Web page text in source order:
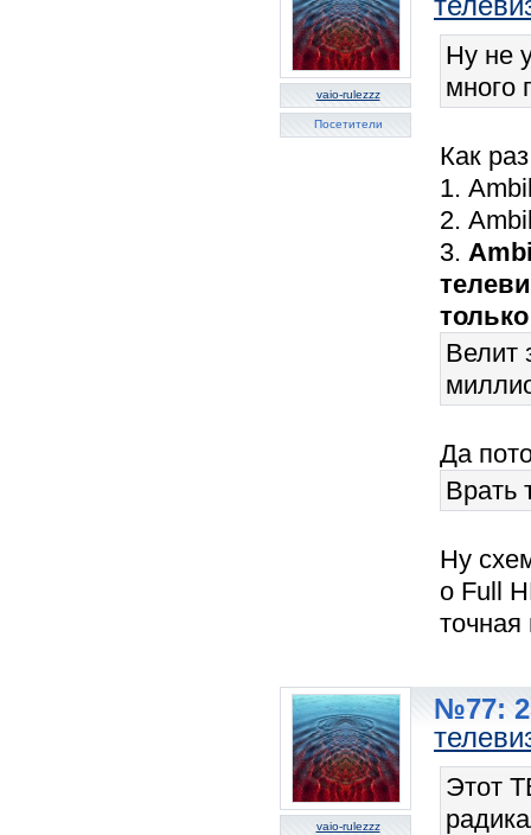
vaio-rulezzz
Посетители
Ну не
много
Как
1.
2.
3.
Велит
Да
Врать
Ну
о Full
точная
vaio-rulezzz
№77:
Этот